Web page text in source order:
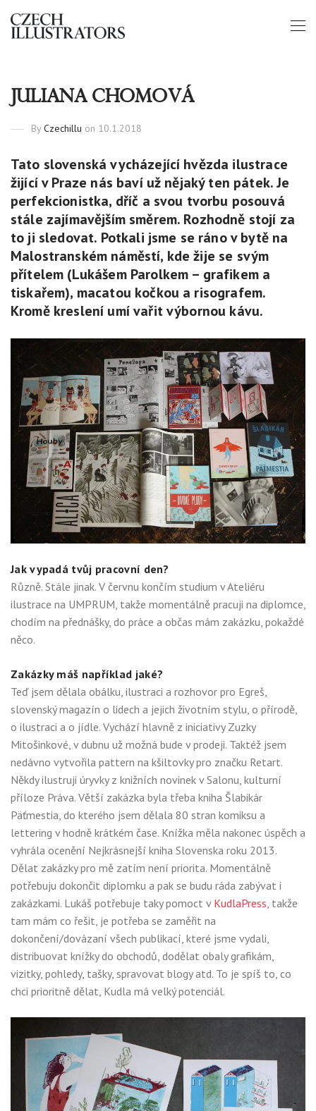
JULIANA CHOMOVÁ
By Czechillu on 10.1.2018
Tato slovenská vycházející hvězda ilustrace
žijící v Praze nás baví už nějaký ten pátek. Je
perfekcionistka, dříč a svou tvorbu posouvá
stále zajímavějším směrem. Rozhodně stojí za
to ji sledovat. Potkali jsme se ráno v bytě na
Malostranském náměstí, kde žije se svým
přítelem (Lukášem Parolkem – grafikem a
tiskařem), macatou kočkou a risografem.
Kromě kreslení umí vařit výbornou kávu.
Jak vypadá tvůj pracovní den?
Různě. Stále jinak. V červnu končím studium v Ateliéru
ilustrace na UMPRUM, takže momentálně pracuji na diplomce,
chodím na přednášky, do práce a občas mám zakázku, pokaždé
něco.
Zakázky máš například jaké?
Teď jsem dělala obálku, ilustraci a rozhovor pro Egreš,
slovenský magazín o lidech a jejich životním stylu, o přírodě,
o ilustraci a o jídle. Vychází hlavně z iniciativy Zuzky
Mitošinkové, v dubnu už možná bude v prodeji. Taktéž jsem
nedávno vytvořila pattern na kšiltovky pro značku Retart.
Někdy ilustruji úryvky z knižních novinek v Salonu, kulturní
příloze Práva. Větší zakázka byla třeba kniha Šlabikár
Päťmestia, do kterého jsem dělala 80 stran komiksu a
lettering v hodně krátkém čase. Knížka měla nakonec úspěch a
vyhrála ocenění Nejkrásnejší kniha Slovenska roku 2013.
Dělat zakázky pro mě zatím není priorita. Momentálně
potřebuju dokončit diplomku a pak se budu ráda zabývat i
zakázkami. Lukáš potřebuje taky pomoct v KudlaPress , takže
tam mám co řešit, je potřeba se zaměřit na
dokončení/dovázaní všech publikací, které jsme vydali,
distribuovat knížky do obchodů, dodělat obaly grafikám,
vizitky, pohledy, tašky, spravovat blogy atd. To je spíš to, co
chci prioritně dělat, Kudla má velký potenciál.